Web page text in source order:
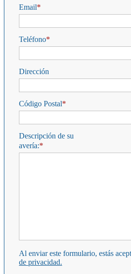
Email
Teléfono
Dirección
Código Postal
Descripción de su
avería:
Al enviar este formulario, estás
de privacidad.